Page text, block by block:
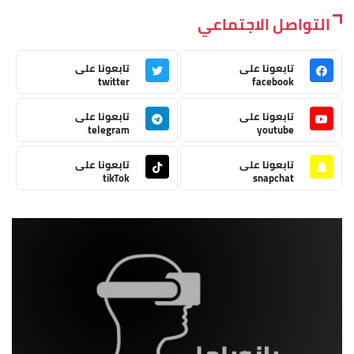
التواصل الاجتماعي
تابعونا على
facebook
تابعونا على
twitter
تابعونا على
youtube
تابعونا على
telegram
تابعونا على
snapchat
تابعونا على
tikTok